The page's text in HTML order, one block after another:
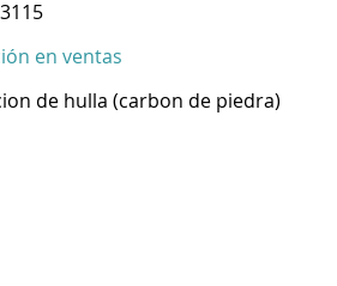
en ventas
de hulla (carbon de piedra)